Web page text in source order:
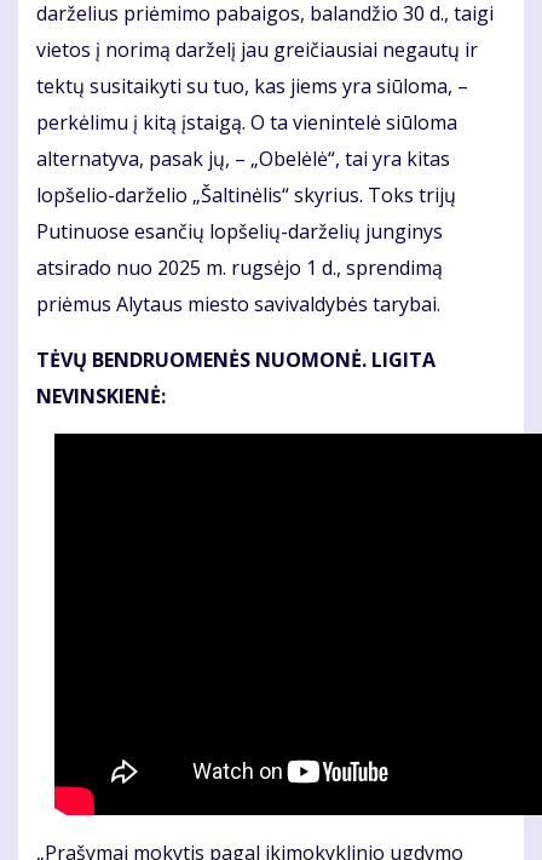
darželius priėmimo pabaigos, balandžio 30 d., taigi
vietos į norimą darželį jau greičiausiai negautų ir
tektų susitaikyti su tuo, kas jiems yra siūloma, –
perkėlimu į kitą įstaigą. O ta vienintelė siūloma
alternatyva, pasak jų, – „Obelėlė“, tai yra kitas
lopšelio-darželio „Šaltinėlis“ skyrius. Toks trijų
Putinuose esančių lopšelių-darželių junginys
atsirado nuo 2025 m. rugsėjo 1 d., sprendimą
priėmus Alytaus miesto savivaldybės tarybai.
TĖVŲ BENDRUOMENĖS NUOMONĖ. LIGITA
NEVINSKIENĖ:
„Prašymai mokytis pagal ikimokyklinio ugdymo